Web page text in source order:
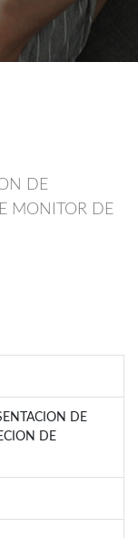
DE
MONITOR DE
DE
DE